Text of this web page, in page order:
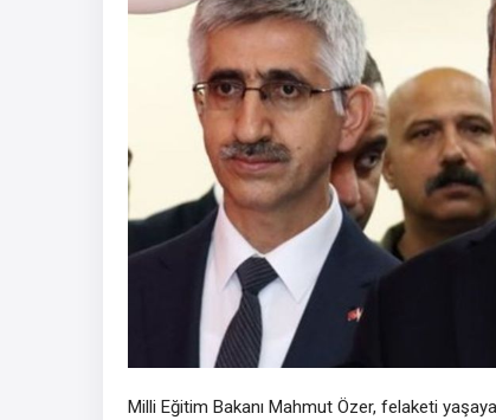
Milli Eğitim Bakanı Mahmut Özer, felaketi